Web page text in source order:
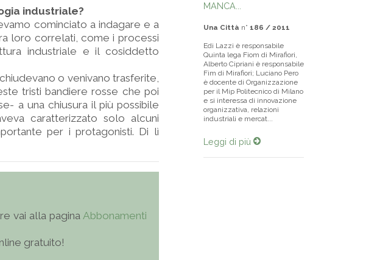
industriale?
cominciato a indagare e a
loro correlati, come i processi
industriale e il cosiddetto
o venivano trasferite,
tristi bandiere rosse che poi
a una chiusura il più possibile
caratterizzato solo alcuni
per i protagonisti. Di lì
vai alla paginaAbbonamenti
gratuito!
MANCA...
Una Città n° 186 / 2011
Edi Lazzi è responsabile
Quinta lega Fiom di Mirafiori,
Alberto Cipriani è responsabile
Fim di Mirafiori; Luciano Pero
è docente di Organizzazione
per il Mip Politecnico di Milano
e si interessa di innovazione
organizzativa, relazioni
industriali e mercat...
Leggi di più